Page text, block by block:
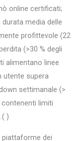
online certificati;
media delle
profittevole (22
(>30 % degli
alimentano linee
utente supera
settimanale (>
contenenti limiti
)
piattaforme dei